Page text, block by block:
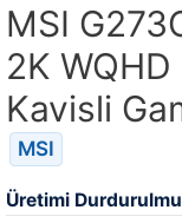
MSI
2K
Kavisli
MSI
Üretimi